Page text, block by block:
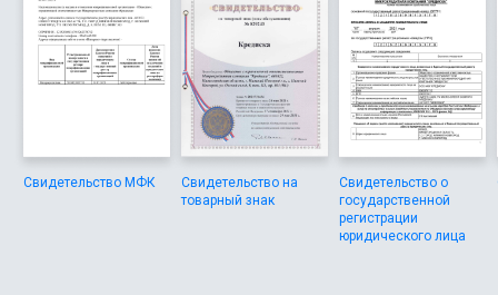
Свидетельство МФК
Свидетельство на
товарный знак
Свидетельство о
государственной
регистрации
юридического лица